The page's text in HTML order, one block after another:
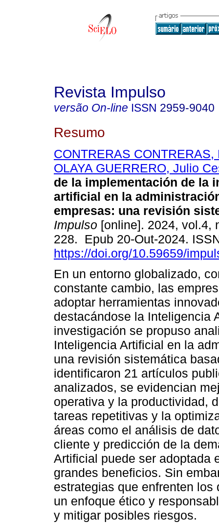
Revista Impulso
versão On-line ISSN 2959-9040
Resumo
CONTRERAS CONTRERAS,
OLAYA GUERRERO, Julio
de la implementación de la
artificial en la
empresas: una revisión
Impulso [online]. 2024, vol.4,
228. Epub 20-Out-2024.
https://doi.org/10.59659/
En un entorno globalizado,
constante cambio, las
adoptar herramientas
destacándose la Inteligencia
investigación se propuso
Inteligencia Artificial en la
una revisión sistemática
identificaron 21 artículos
analizados, se evidencian
operativa y la productividad,
tareas repetitivas y la
áreas como el análisis de
cliente y predicción de la
Artificial puede ser adoptada
grandes beneficios. Sin
estrategias que enfrenten
un enfoque ético y
y mitigar posibles riesgos.